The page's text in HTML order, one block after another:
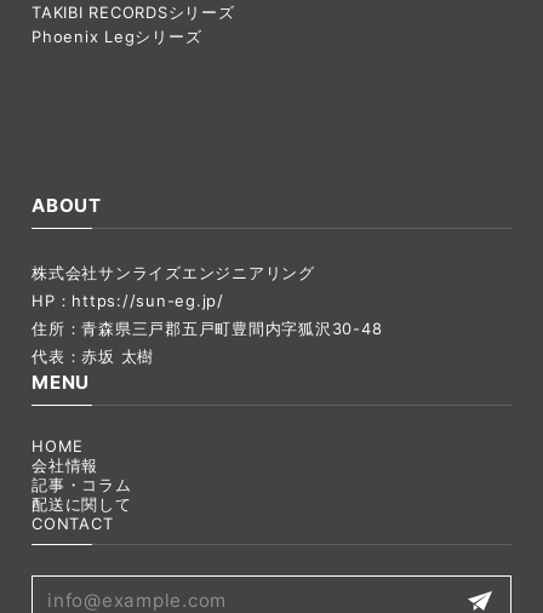
TAKIBI RECORDSシリーズ
Phoenix Legシリーズ
ABOUT
株式会社サンライズエンジニアリング
HP： https://sun-eg.jp/
住所：青森県三戸郡五戸町豊間内字狐沢30-48
代表：赤坂 太樹
MENU
HOME
会社情報
記事・コラム
配送に関して
CONTACT